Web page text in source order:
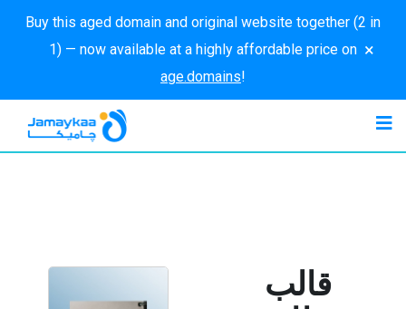
Buy this aged domain and original website together (2 in
1) — now available at a highly affordable price on
age.domains!
×
قالب